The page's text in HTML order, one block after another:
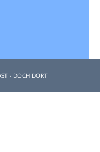
- DOCH DORT